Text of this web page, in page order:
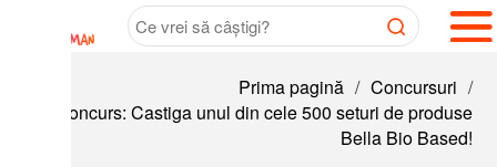
Prima pagină / Concursuri /
Castiga unul din cele 500 seturi de produse
Bella Bio Based!